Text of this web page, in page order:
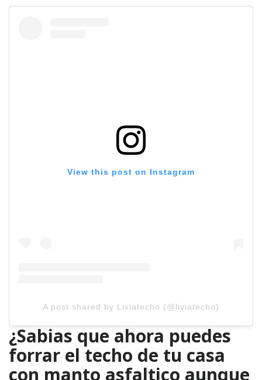
View this post on Instagram
A post shared by Liviatecho (@liviatecho)
¿Sabias que ahora puedes
forrar el techo de tu casa
con manto asfaltico aunque